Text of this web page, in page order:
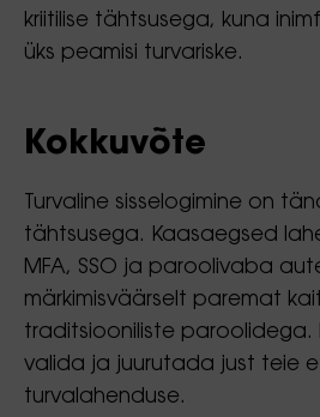
kriitilise tähtsusega, kuna
üks peamisi turvariske.
Kokkuvõte
Turvaline sisselogimine on
tähtsusega. Kaasaegsed
MFA, SSO ja paroolivaba
märkimisväärselt paremat
traditsiooniliste paroolidega.
valida ja juurutada just teie
turvalahenduse.